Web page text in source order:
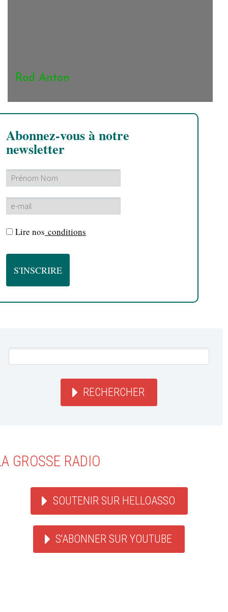
Rod Anton
Abonnez-vous à notre
newsletter
Lire nos conditions
RECHERCHER
GROSSE RADIO
SOUTENIR SUR HELLOASSO
S'ABONNER SUR YOUTUBE